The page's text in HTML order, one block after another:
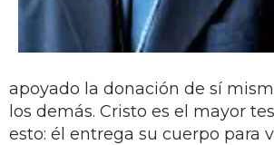
apoyado la donación de sí
los demás. Cristo es el mayor
esto: él entrega su cuerpo para